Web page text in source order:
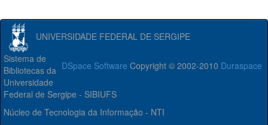
UNIVERSIDADE FEDERAL DE SERGIPE
DSpace Software Copyright © 2002-2010 Duraspace
Sistema de
Bibliotecas da
Universidade
Federal de Sergipe - SIBIUFS
Núcleo de Tecnologia da Informação - NTI